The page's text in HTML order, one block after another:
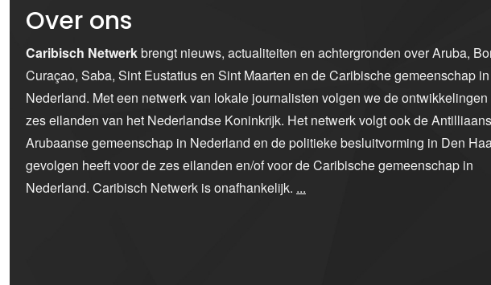
Over ons
Caribisch Netwerkbrengt nieuws, actualiteiten en achtergronden over Aruba,
Curaçao, Saba, Sint Eustatius en Sint Maarten en de Caribische gemeenschap in
Nederland. Met een netwerk van lokale journalisten volgen we de
zes eilanden van het Nederlandse Koninkrijk. Het netwerk volgt ook de
Arubaanse gemeenschap in Nederland en de politieke besluitvorming in Den
gevolgen heeft voor de zes eilanden en/of voor de Caribische gemeenschap in
Nederland. Caribisch Netwerk is onafhankelijk. ...